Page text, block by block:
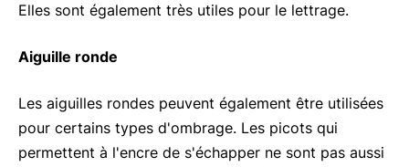
Elles sont également très utiles pour le lettrage.
Aiguille ronde
Les aiguilles rondes peuvent également être utilisées
pour certains types d'ombrage. Les picots qui
permettent à l'encre de s'échapper ne sont pas aussi